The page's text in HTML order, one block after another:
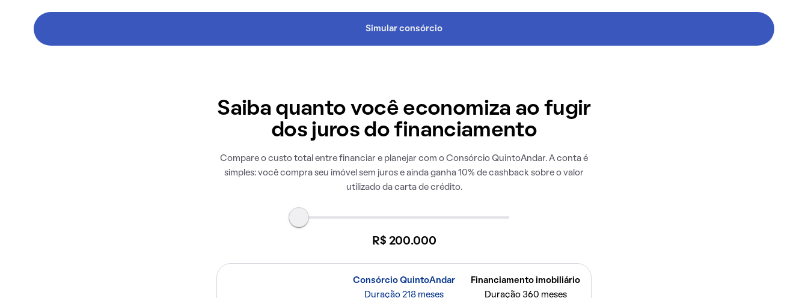
Simular consórcio
Saiba quanto você economiza ao fugir
dos juros do financiamento
Compare o custo total entre financiar e planejar com o Consórcio QuintoAndar. A conta é
simples: você compra seu imóvel sem juros e ainda ganha 10% de cashback sobre o valor
utilizado da carta de crédito.
R$ 200.000
Consórcio QuintoAndar
Duração 218 meses
Financiamento imobiliário
Duração 360 meses